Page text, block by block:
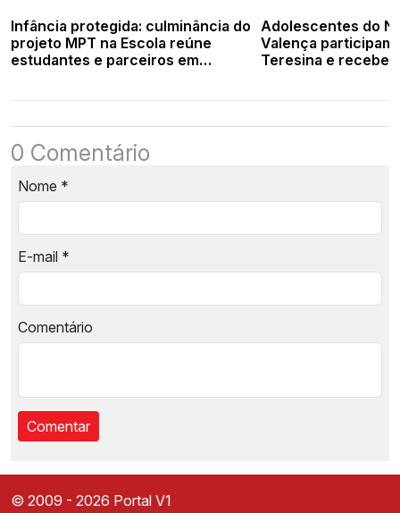
Infância protegida: culminância do
projeto MPT na Escola reúne
estudantes e parceiros em
Adolescentes do
Valença participam
Teresina e
0 Comentário
Nome *
E-mail *
Comentário
© 2009 - 2026 Portal V1